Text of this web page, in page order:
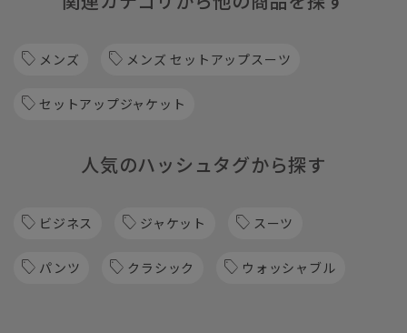
メンズ メンズ セットアップスーツ
セットアップジャケット
人気のハッシュタグから探す
ビジネス ジャケット スーツ
パンツ クラシック ウォッシャブル